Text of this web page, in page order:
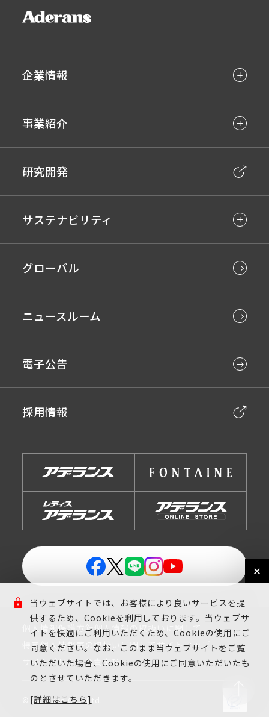
企業情報
事業紹介
研究開発
サステナビリティ
グローバル
ニュースルーム
電子公告
採用情報
個人情報保護方針個人情報の取扱いに関して
特定個人情報等の取扱いに関してサイトマップ
サイトポリシー免責事項
© Aderans Co., Ltd.
当ウェブサイトでは、お客様により良いサービスを提
供するため、Cookieを利用しております。当ウェブサ
イトを快適にご利用いただくため、Cookieの使用にご
同意ください。なお、このまま当ウェブサイトをご覧
いただいた場合、Cookieの使用にご同意いただいたも
のとさせていただきます。
[詳細はこちら]